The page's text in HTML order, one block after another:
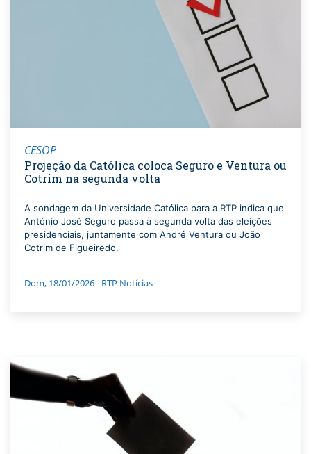
CESOP
Projeção da Católica coloca Seguro e Ventura ou
Cotrim na segunda volta
A sondagem da Universidade Católica para a RTP indica que
António José Seguro passa à segunda volta das eleições
presidenciais, juntamente com André Ventura ou João
Cotrim de Figueiredo.
Dom, 18/01/2026 - RTP Notícias